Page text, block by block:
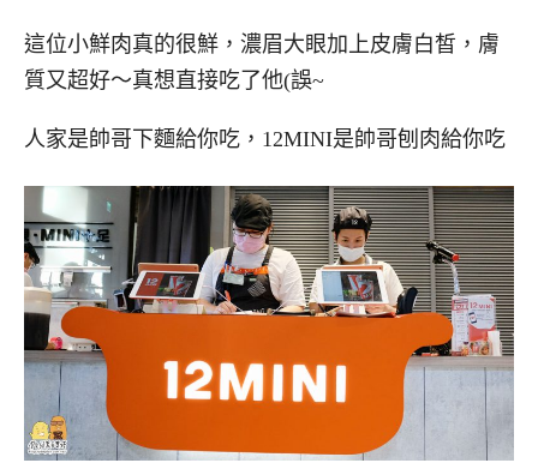
這位小鮮肉真的很鮮，濃眉大眼加上皮膚白皙，膚
質又超好～真想直接吃了他(誤~
人家是帥哥下麵給你吃，12MINI是帥哥刨肉給你吃